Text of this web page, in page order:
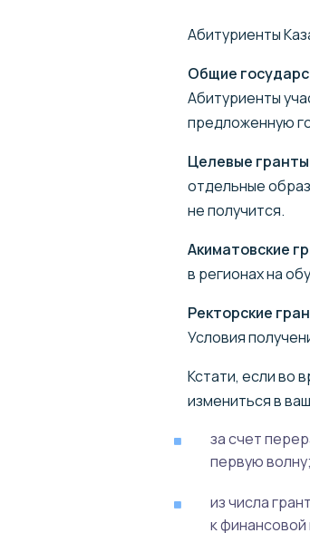
Абитуриенты
Общие
Абитуриенты
предложенную
Целевые
отдельные
не получится.
Акиматовские
в регионах на
Ректорские
Условия
Кстати, если во
измениться в
за счет
первую волну;
из числа
к